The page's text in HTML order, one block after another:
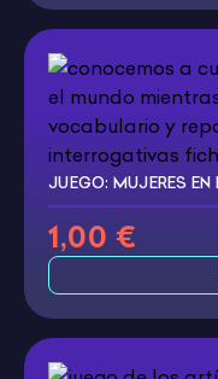
JUEGO: MUJERES EN
1,00 €